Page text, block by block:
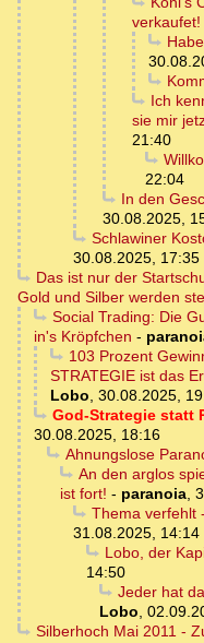
verkaufet!
Ich
sie mir
21:40
22:04
In den
30.08.2025,
Schlawiner
30.08.2025, 17:35
Das ist nur der
Gold und Silber werden
Social Trading: Die
in's Kröpfchen -
103 Prozent
STRATEGIE ist das
Lobo, 30.08.2025,
God-Strategie statt
30.08.2025, 18:16
Ahnungslose
An den arglos
ist fort! - paranoia,
Thema verfehlt
31.08.2025, 14:14
Lobo, der
14:50
Jeder hat
Lobo,
Silberhoch Mai 2011 -